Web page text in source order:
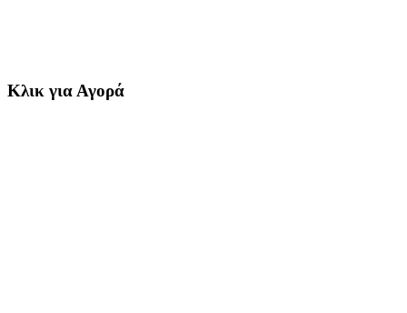
Κλικ για Αγορά